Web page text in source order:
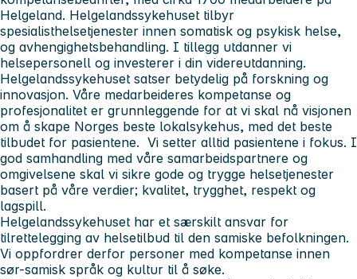
Helgeland. Helgelandssykehuset tilbyr
spesialisthelsetjenester innen somatisk og psykisk helse,
og avhengighetsbehandling. I tillegg utdanner vi
helsepersonell og investerer i din videreutdanning.
Helgelandssykehuset satser betydelig på forskning og
innovasjon. Våre medarbeideres kompetanse og
profesjonalitet er grunnleggende for at vi skal nå visjonen
om å skape Norges beste lokalsykehus, med det beste
tilbudet for pasientene. Vi setter alltid pasientene i fokus. I
god samhandling med våre samarbeidspartnere og
omgivelsene skal vi sikre gode og trygge helsetjenester
basert på våre verdier; kvalitet, trygghet, respekt og
lagspill.
Helgelandssykehuset har et særskilt ansvar for
tilrettelegging av helsetilbud til den samiske befolkningen.
Vi oppfordrer derfor personer med kompetanse innen
sør-samisk språk og kultur til å søke.